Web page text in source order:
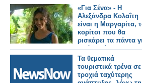
υβριδικά τρένα.
«Για Σένα» - Η
Αλεξάνδρα Κολαΐτη
είναι η Μαργαρίτα,
κορίτσι που θα
ρισκάρει τα πάντα
τα όνειρά της
Τα θεματικά
τουριστικά τρένα σε
τροχιά ταχύτερης